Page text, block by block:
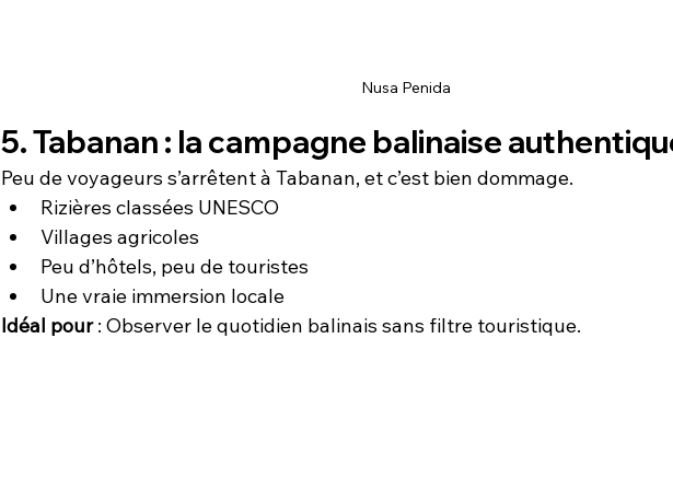
Nusa Penida
5. Tabanan : la campagne balinaise
Peu de voyageurs s’arrêtent à Tabanan, et c’est bien dommage.
Rizières classées UNESCO
Villages agricoles
Peu d’hôtels, peu de touristes
Une vraie immersion locale
Idéal pour : Observer le quotidien balinais sans filtre touristique.